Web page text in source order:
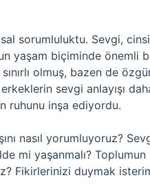
sorumluluktu. Sevgi,
yaşam biçiminde önemli
olmuş, bazen de
sevgi anlayışı
ruhunu inşa ediyordu.
nasıl yorumluyoruz?
mi yaşanmalı? Toplumun
Fikirlerinizi duymak